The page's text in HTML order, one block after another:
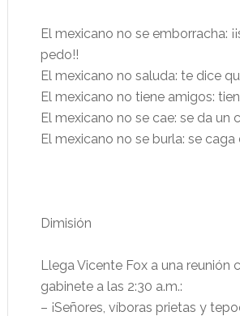
El mexicano no se emborracha:
pedo!!
El mexicano no saluda: te dice
El mexicano no tiene amigos:
El mexicano no se cae: se da un
El mexicano no se burla: se caga
Dimisión
Llega Vicente Fox a una reunión
gabinete a las 2:30 a.m.:
– ¡Señores, víboras prietas y